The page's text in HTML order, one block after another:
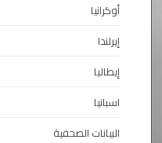
أوكرانيا
إيرلندا
إيطاليا
اسبانيا
البيانات الصحفية